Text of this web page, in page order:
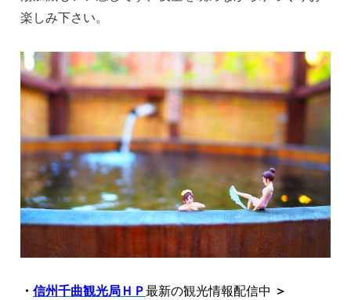
楽しみ下さい。
・ 信州千曲観光局ＨＰ最新の観光情報配信中 ＞